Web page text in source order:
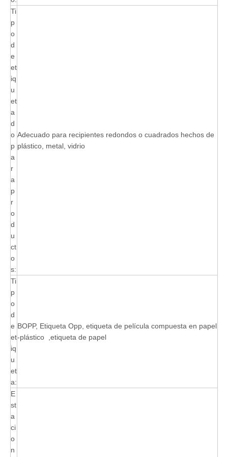
Ti
p
o
d
e
et
iq
u
et
a
d
o
p
a
r
a
p
r
o
d
u
ct
o
s:
Adecuado para recipientes redondos o cuadrados hechos de
plástico, metal, vidrio
Ti
p
o
d
e
et
iq
u
et
a:
BOPP, Etiqueta Opp, etiqueta de película compuesta en papel
-plástico ,etiqueta de papel
E
st
a
ci
o
n